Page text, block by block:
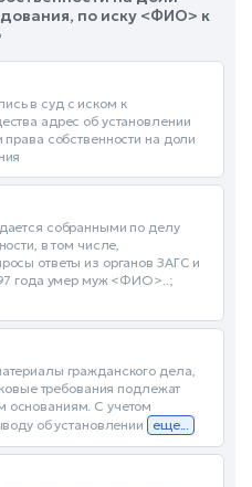
по иску <ФИО> к
в суд с иском к
адрес об установлении
собственности на доли
собранными по делу
в том числе,
ответы из органов ЗАГС и
года умер муж <ФИО>..;
гражданского дела,
требования подлежат
С учетом
об установлении
еще...